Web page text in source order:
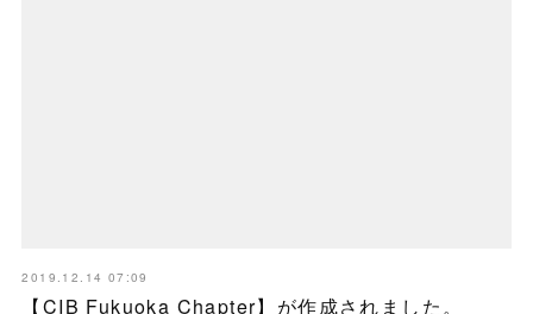
2019.12.14 07:09
【CIB Fukuoka Chapter】が作成されました。